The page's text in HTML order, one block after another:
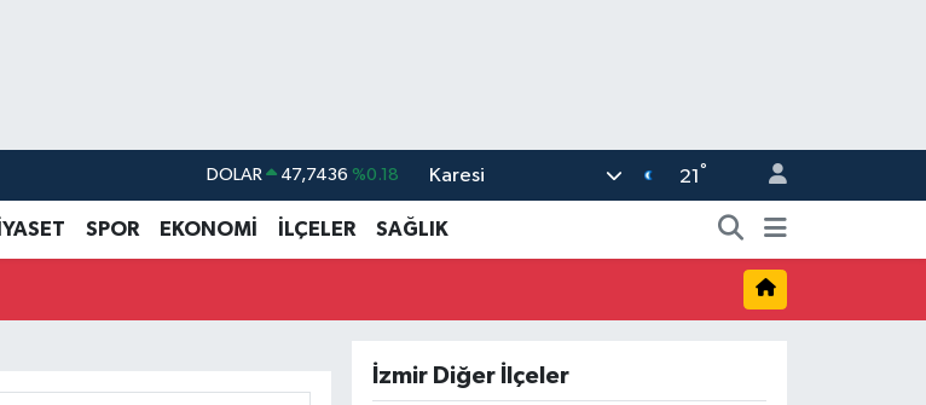
DOLAR 47,7436 %0.18
EURO 55,2510 %0.32
STERLİN 64,4811 %0.38
BITCOIN 64.960,21
Karesi 21 °
SPOR EKONOMİ İLÇELER SAĞLIK
İzmir Diğer İlçeler